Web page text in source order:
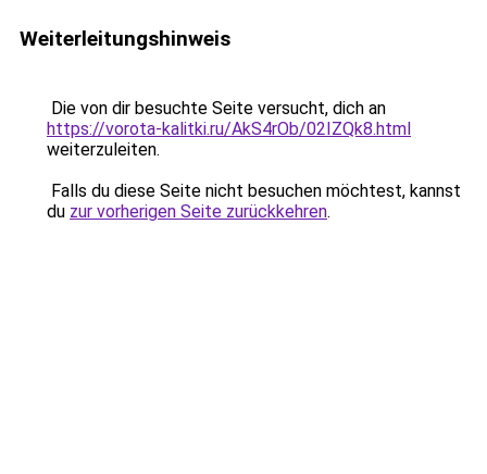
Weiterleitungshinweis
Die von dir besuchte Seite versucht, dich an
https://vorota-kalitki.ru/AkS4rOb/02IZQk8.html
weiterzuleiten.
Falls du diese Seite nicht besuchen möchtest, kannst
du zur vorherigen Seite zurückkehren.